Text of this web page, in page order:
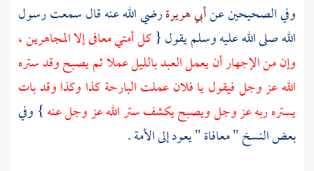
وفي الصحيحين عنأبي هريرةرضي الله عنه قال سمعت رسول
الله صلى الله عليه وسلم يقول {كل أمتي معافى إلا المجاهرين ،
وإن من الإجهار أن يعمل العبد بالليل عملا ثم يصبح وقد ستره
الله عز وجل فيقول يا فلان عملت البارحة كذا وكذا وقد بات
يستره ربه عز وجل ويصبح يكشف ستر الله عز وجل عنه} وفي
بعض النسخ " معافاة " يعود إلى الأمة .